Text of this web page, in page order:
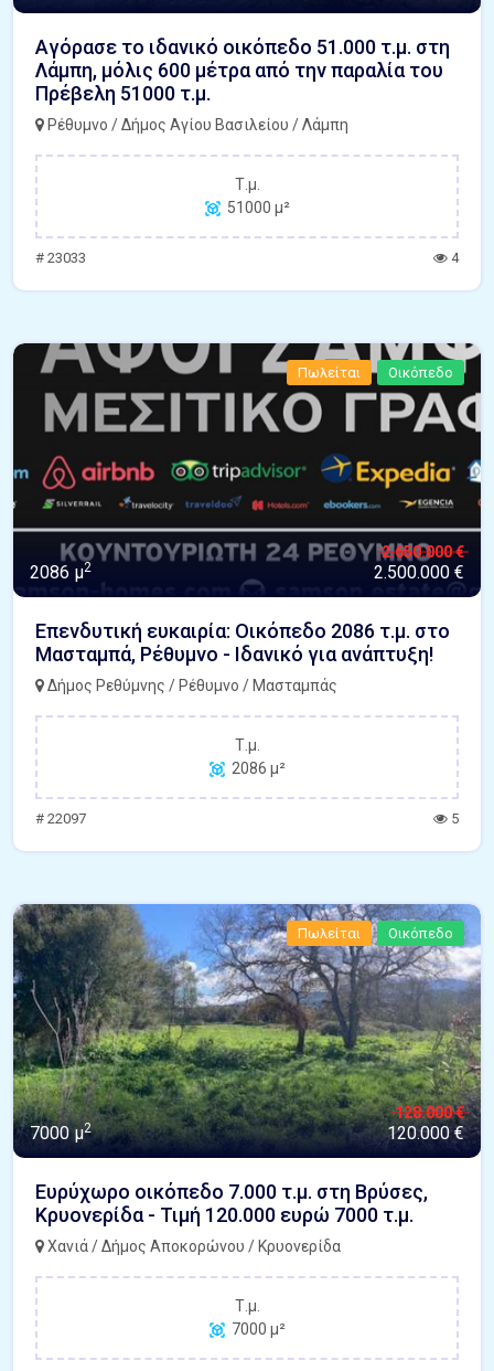
Αγόρασε το ιδανικό οικόπεδο 51.000 τ.μ. στη
Λάμπη, μόλις 600 μέτρα από την παραλία του
Πρέβελη 51000 τ.μ.
Ρέθυμνο / Δήμος Αγίου Βασιλείου / Λάμπη
Τ.μ.
51000 μ²
# 23033 4
Πωλείται Οικόπεδο
2086 μ2
2.650.000 €
2.500.000 €
Επενδυτική ευκαιρία: Οικόπεδο 2086 τ.μ. στο
Μασταμπά, Ρέθυμνο - Ιδανικό για ανάπτυξη!
Δήμος Ρεθύμνης / Ρέθυμνο / Μασταμπάς
Τ.μ.
2086 μ²
# 22097 5
Πωλείται Οικόπεδο
7000 μ2
128.000 €
120.000 €
Ευρύχωρο οικόπεδο 7.000 τ.μ. στη Βρύσες,
Κρυονερίδα - Τιμή 120.000 ευρώ 7000 τ.μ.
Χανιά / Δήμος Αποκορώνου / Κρυονερίδα
Τ.μ.
7000 μ²